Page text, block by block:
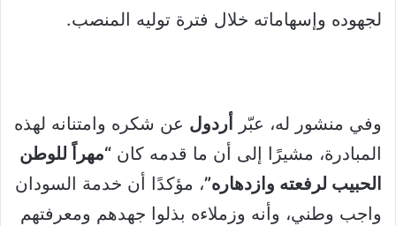
لجهوده وإسهاماته خلال فترة توليه المنصب.
وفي منشور له، عبّر أردول عن شكره وامتنانه لهذه
المبادرة، مشيرًا إلى أن ما قدمه كان “مهراً للوطن
الحبيب لرفعته وازدهاره”، مؤكدًا أن خدمة السودان
واجب وطني، وأنه وزملاءه بذلوا جهدهم ومعرفتهم